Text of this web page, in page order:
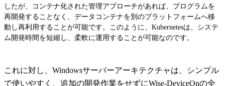
したが、コンテナ化された管理アプローチがあれば、プログラムを
再開発することなく、データコンテナを別のプラットフォームへ移
動し再利用することが可能です。このように、Kubernetesは、システ
ム開発時間を短縮し、柔軟に運用することが可能なのです。
これに対し、Windowsサーバーアーキテクチャは、シンプル
で使いやすく、追加の開発作業をせずにWise-DeviceOnの全